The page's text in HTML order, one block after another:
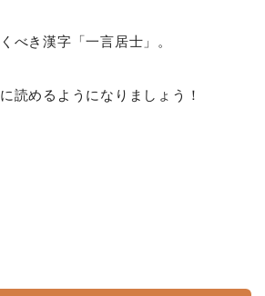
べき漢字「一言居士」。
読めるようになりましょう！